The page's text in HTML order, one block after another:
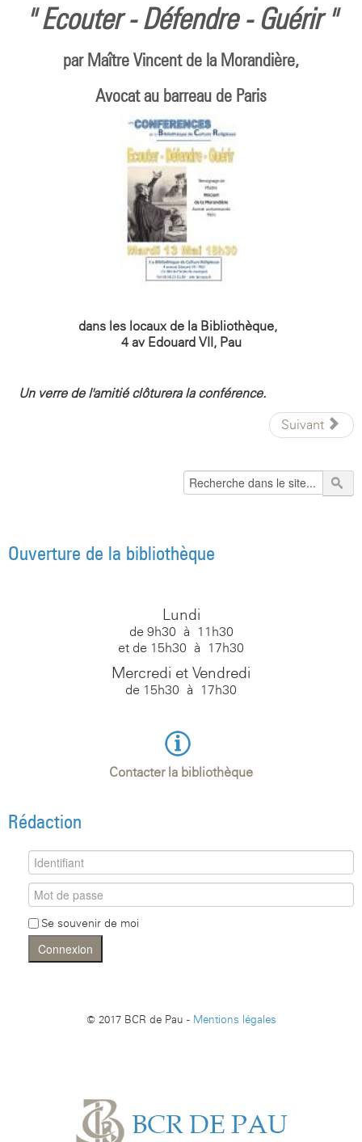
" Ecouter - Défendre - Guérir "
par Maître Vincent de la Morandière,
Avocat au barreau de Paris
dans les locaux de la Bibliothèque,
4 av Edouard VII, Pau
Un verre de l'amitié clôturera la conférence.
Suivant
Ouverture de la bibliothèque
Lundi
de 9h30 à 11h30
et de 15h30 à 17h30
Mercredi et Vendredi
de 15h30 à 17h30
Contacter la bibliothèque
Rédaction
Se souvenir de moi
Connexion
© 2017 BCR de Pau - Mentions légales